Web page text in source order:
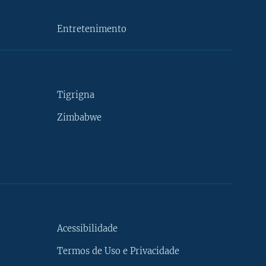
Entretenimento
Tigrigna
Zimbabwe
Acessibilidade
Termos de Uso e Privacidade